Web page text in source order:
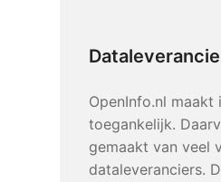
OpenInfo.nl maakt
toegankelijk.
gemaakt van veel
dataleveranciers.